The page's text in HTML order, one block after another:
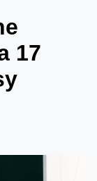
17